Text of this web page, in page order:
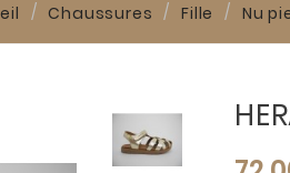
Chaussures Fille Nu